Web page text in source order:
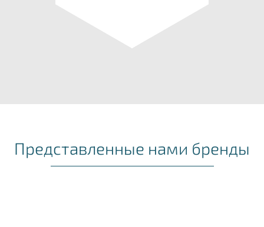
Представленные нами бренды